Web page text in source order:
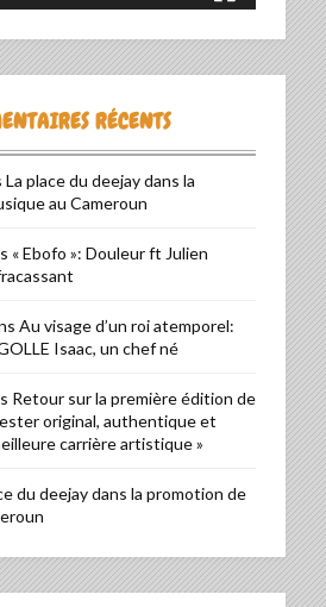
RÉCENTS
La place du deejay dans la
au Cameroun
« Ebofo »: Douleur ft Julien
Au visage d’un roi atemporel:
Isaac, un chef né
Retour sur la première édition de
original, authentique et
carrière artistique »
du deejay dans la promotion de